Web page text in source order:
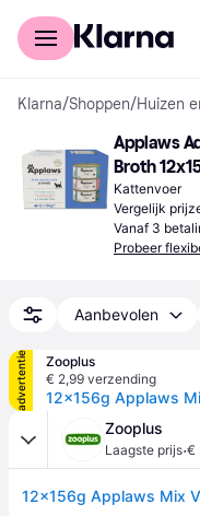
Voor shoppers
Klarna/Shoppen/Huizen
Applaws
Broth
Kattenvoer
Vergelijk
Vanaf 3
Probeer
Aanbevolen
advertentie
Zooplus
€ 2,99 verzending
Zooplus
Laagste prijs·€